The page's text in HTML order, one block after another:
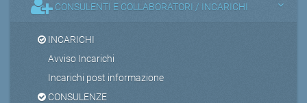
CONSULENTI E COLLABORATORI / INCARICHI
INCARICHI
Avviso Incarichi
Incarichi post informazione
CONSULENZE